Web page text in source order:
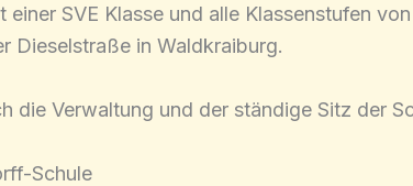
einer SVE Klasse und alle Klassenstufen
Dieselstraße in Waldkraiburg.
die Verwaltung und der ständige Sitz der
Schule